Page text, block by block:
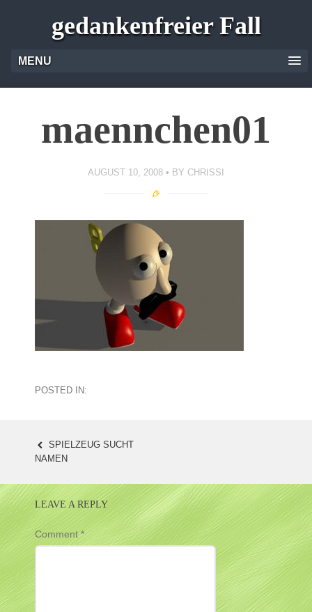
gedankenfreier Fall
MENU
maennchen01
AUGUST 10, 2008 BY CHRISSI
POSTED IN:
POST
NAVIGATION
SPIELZEUG SUCHT
NAMEN
LEAVE A REPLY
Comment*